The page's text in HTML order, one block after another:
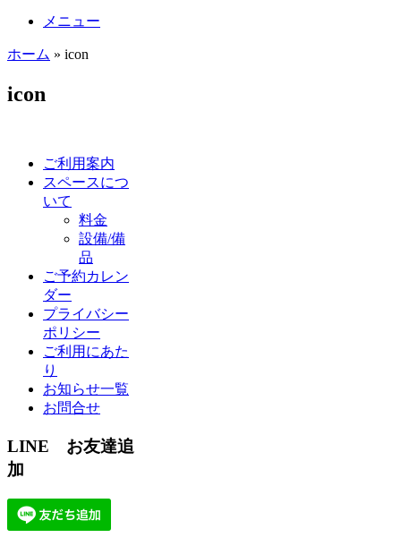
メニュー
ホーム » icon
icon
ご利用案内
スペースにつ
いて
料金
設備/備
品
ご予約カレン
ダー
プライバシー
ポリシー
ご利用にあた
り
お知らせ一覧
お問合せ
LINE お友達追
加